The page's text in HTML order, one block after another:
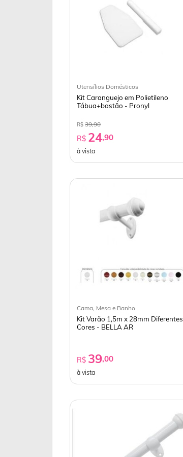
Utensílios Domésticos
Kit Caranguejo em Polietileno
Tábua+bastão - Pronyl
R$39,90
R$ 24,90
à vista
Cama, Mesa e Banho
Kit Varão 1,5m x 28mm Diferentes
Cores - BELLA AR
R$ 39,00
à vista